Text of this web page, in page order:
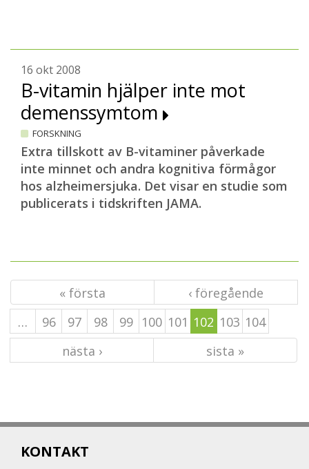
16 okt 2008
B-vitamin hjälper inte mot
demenssymtom
FORSKNING
Extra tillskott av B-vitaminer påverkade
inte minnet och andra kognitiva förmågor
hos alzheimersjuka. Det visar en studie som
publicerats i tidskriften JAMA.
« första
‹ föregående
…
96 97 98 99 100 101 102 103 104
nästa ›
sista »
KONTAKT